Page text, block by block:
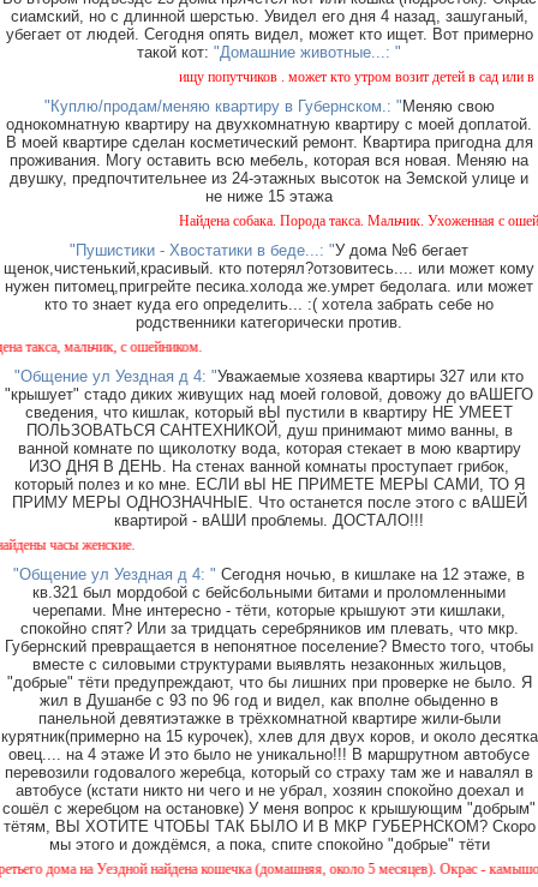
сиамский, но с длинной шерстью. Увидел его дня 4 назад, зашуганый,
убегает от людей. Сегодня опять видел, может кто ищет. Вот примерно
такой кот: "Домашние животные...: "
ищу попутчиков . может кто утром возит детей в сад или в
"Куплю/продам/меняю квартиру в Губернском.: "Меняю свою
однокомнатную квартиру на двухкомнатную квартиру с моей доплатой.
В моей квартире сделан косметический ремонт. Квартира пригодна для
проживания. Могу оставить всю мебель, которая вся новая. Меняю на
двушку, предпочтительнее из 24-этажных высоток на Земской улице и
не ниже 15 этажа
Найдена собака. Порода такса. Мальчик. Ухоженная с
"Пушистики - Хвостатики в беде...: "У дома №6 бегает
щенок,чистенький,красивый. кто потерял?отзовитесь.... или может кому
нужен питомец,пригрейте песика.холода же.умрет бедолага. или может
кто то знает куда его определить... :( хотела забрать себе но
родственники категорически против.
мальчик, с ошейником.
"Общение ул Уездная д 4: "Уважаемые хозяева квартиры 327 или кто
"крышует" стадо диких живущих над моей головой, довожу до вАШЕГО
сведения, что кишлак, который вЫ пустили в квартиру НЕ УМЕЕТ
ПОЛЬЗОВАТЬСЯ САНТЕХНИКОЙ, душ принимают мимо ванны, в
ванной комнате по щиколотку вода, которая стекает в мою квартиру
ИЗО ДНЯ В ДЕНЬ. На стенах ванной комнаты проступает грибок,
который полез и ко мне. ЕСЛИ вЫ НЕ ПРИМЕТЕ МЕРЫ САМИ, ТО Я
ПРИМУ МЕРЫ ОДНОЗНАЧНЫЕ. Что останется после этого с вАШЕЙ
квартирой - вАШИ проблемы. ДОСТАЛО!!!
часы женские.
"Общение ул Уездная д 4: " Сегодня ночью, в кишлаке на 12 этаже, в
кв.321 был мордобой с бейсбольными битами и проломленными
черепами. Мне интересно - тёти, которые крышуют эти кишлаки,
спокойно спят? Или за тридцать серебряников им плевать, что мкр.
Губернский превращается в непонятное поселение? Вместо того, чтобы
вместе с силовыми структурами выявлять незаконных жильцов,
"добрые" тёти предупреждают, что бы лишних при проверке не было. Я
жил в Душанбе с 93 по 96 год и видел, как вполне обыденно в
панельной девятиэтажке в трёхкомнатной квартире жили-были
курятник(примерно на 15 курочек), хлев для двух коров, и около десятка
овец.... на 4 этаже И это было не уникально!!! В маршрутном автобусе
перевозили годовалого жеребца, который со страху там же и навалял в
автобусе (кстати никто ни чего и не убрал, хозяин спокойно доехал и
сошёл с жеребцом на остановке) У меня вопрос к крышующим "добрым"
тётям, ВЫ ХОТИТЕ ЧТОБЫ ТАК БЫЛО И В МКР ГУБЕРНСКОМ? Скоро
мы этого и дождёмся, а пока, спите спокойно "добрые" тёти
на Уездной найдена кошечка (домашняя, около 5 месяцев). Окрас - камышовый,